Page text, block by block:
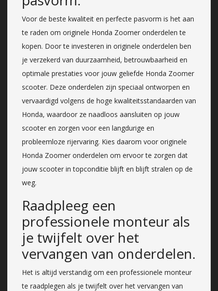
Voor de beste kwaliteit en perfecte pasvorm is het aan
te raden om originele Honda Zoomer onderdelen te
kopen. Door te investeren in originele onderdelen ben
je verzekerd van duurzaamheid, betrouwbaarheid en
optimale prestaties voor jouw geliefde Honda Zoomer
scooter. Deze onderdelen zijn speciaal ontworpen en
vervaardigd volgens de hoge kwaliteitsstandaarden van
Honda, waardoor ze naadloos aansluiten op jouw
scooter en zorgen voor een langdurige en
probleemloze rijervaring. Kies daarom voor originele
Honda Zoomer onderdelen om ervoor te zorgen dat
jouw scooter in topconditie blijft en blijft stralen op de
weg.
Raadpleeg een
professionele monteur als
je twijfelt over het
vervangen van onderdelen.
Het is altijd verstandig om een professionele monteur
te raadplegen als je twijfelt over het vervangen van